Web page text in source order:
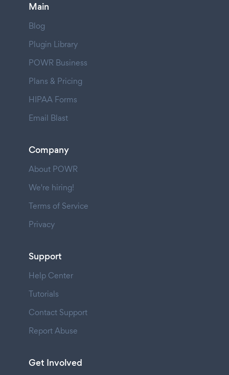
Main
Blog
Plugin Library
POWR Business
Plans & Pricing
HIPAA Forms
Email Blast
Company
About POWR
We're hiring!
Terms of Service
Privacy
Support
Help Center
Tutorials
Contact Support
Report Abuse
Get Involved